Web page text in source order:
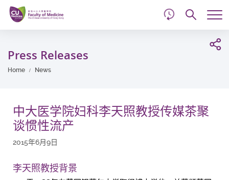
Skip
main
content
Press Releases
Home News
中大医学院妇科李天照教授传媒茶聚
谈惯性流产
2015年6月9日
李天照教授背景